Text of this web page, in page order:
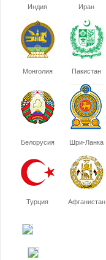
Индия Иран
Монголия Пакистан
Белорусия Шри-Ланка
Турция Афганистан